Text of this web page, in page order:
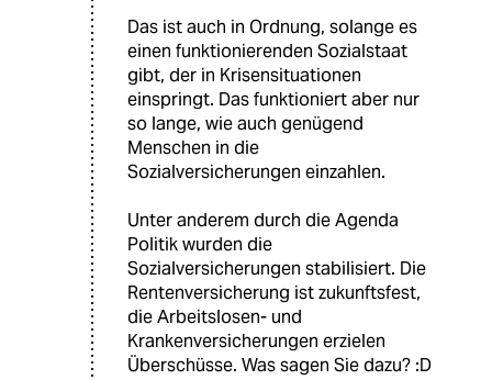
Das ist auch in Ordnung, solange es
einen funktionierenden Sozialstaat
gibt, der in Krisensituationen
einspringt. Das funktioniert aber nur
so lange, wie auch genügend
Menschen in die
Sozialversicherungen einzahlen.
Unter anderem durch die Agenda
Politik wurden die
Sozialversicherungen stabilisiert. Die
Rentenversicherung ist zukunftsfest,
die Arbeitslosen- und
Krankenversicherungen erzielen
Überschüsse. Was sagen Sie dazu? :D